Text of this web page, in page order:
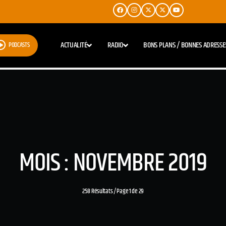
PODCASTS ACTUALITÉ RADIO BONS PLANS / BONNES
MOIS : NOVEMBRE 2019
258 Résultats / Page 1 de 29